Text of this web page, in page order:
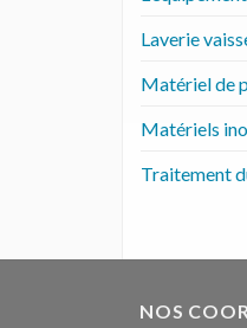
Laverie
Matériel de
Matériels
Traitement
NOS